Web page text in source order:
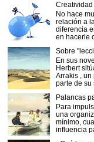
Creatividad
No hace
relación a
diferencia
en hacerle
Sobre
En sus
Herbert
Arrakis , un
parte de su
Palancas
Para
una
mínimo,
influencia